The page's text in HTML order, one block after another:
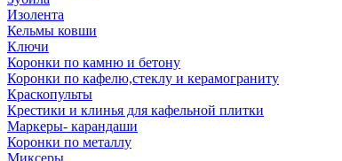
Изолента
Кельмы ковши
Ключи
Коронки по камню и бетону
Коронки по кафелю,стеклу и керамограниту
Краскопульты
Крестики и клинья для кафельной плитки
Маркеры- карандаши
Коронки по металлу
Миксеры